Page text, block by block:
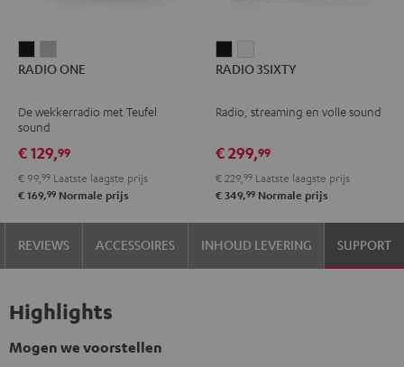
ONEONE
gray
RADIO ONE
De wekkerradio met Teufel
sound
€ 129,99
€ 99, 99 Laatste laagste prijs
€ 169,99 Normale prijs
3SIXTY3SIXTY
RADIO 3SIXTY
Radio, streaming en volle sound
€ 299,99
€ 229, 99 Laatste laagste prijs
€ 349,99 Normale prijs
REVIEWS ACCESSOIRES INHOUD LEVERING SUPPORT
Highlights
Mogen we voorstellen